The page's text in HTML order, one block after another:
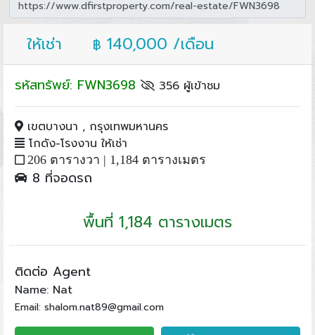
ให้เช่า ฿ 140,000 /เดือน
รหัสทรัพย์: FWN3698 356 ผู้เข้าชม
เขตบางนา , กรุงเทพมหานคร
โกดัง-โรงงาน ให้เช่า
206 ตารางวา | 1,184 ตารางเมตร
8 ที่จอดรถ
พื้นที่ 1,184 ตารางเมตร
ติดต่อ Agent
Name: Nat
Email: shalom.nat89@gmail.com